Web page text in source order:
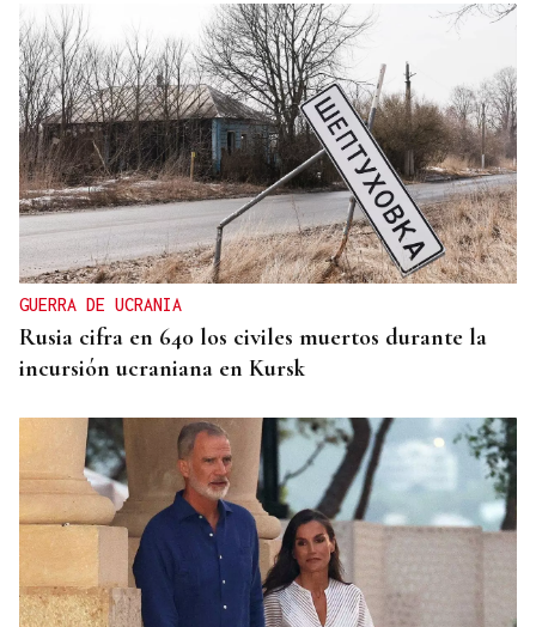
GUERRA DE UCRANIA
Rusia cifra en 640 los civiles muertos durante la
incursión ucraniana en Kursk